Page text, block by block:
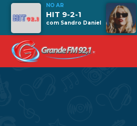
NO AR
HIT 9-2-1
com Sandro Daniel